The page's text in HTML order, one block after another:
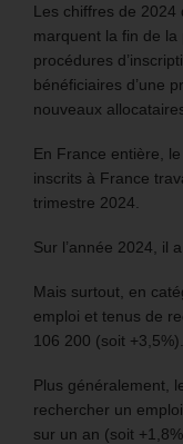
Les chiffres de 2024
marquent la fin de
procédures
bénéficiaires d’une
nouveaux
En France entière,
inscrits à France
trimestre 2024.
Sur l’année 2024, il
Mais surtout, en
emploi et tenus de
106 200 (soit +3,5%).
Plus généralement,
rechercher un
sur un an (soit